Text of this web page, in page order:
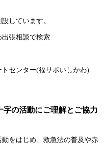
しています。
張相談で検索
センター(福サポいしかわ)
の活動にご理解とご協力
をはじめ、救急法の普及や赤